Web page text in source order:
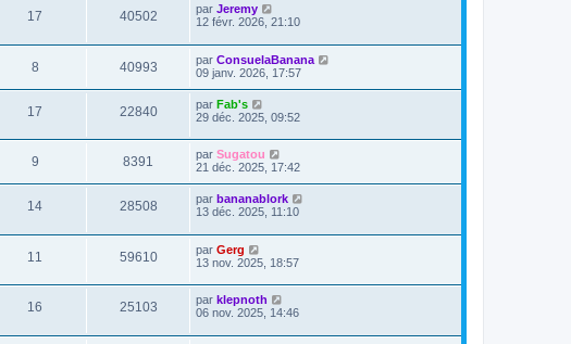
17 40502 par Jeremy
12 févr. 2026, 21:10
8 40993 par ConsuelaBanana
09 janv. 2026, 17:57
17 22840 par Fab's
29 déc. 2025, 09:52
9 8391 par Sugatou
21 déc. 2025, 17:42
14 28508 par bananablork
13 déc. 2025, 11:10
11 59610 par Gerg
13 nov. 2025, 18:57
16 25103 par klepnoth
06 nov. 2025, 14:46